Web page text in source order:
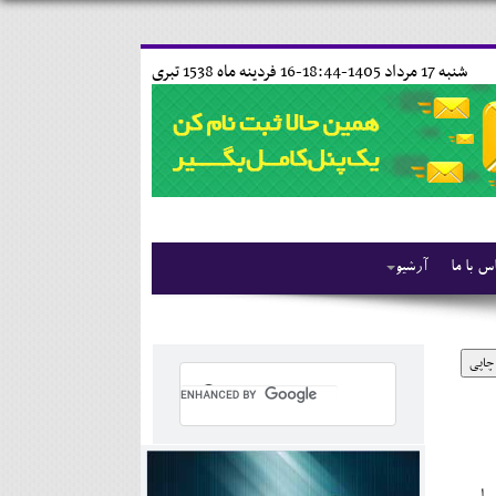
16 فردينه ماه 1538 تبری شنبه 17 مرداد 1405-18:44-
آرشیو با ما